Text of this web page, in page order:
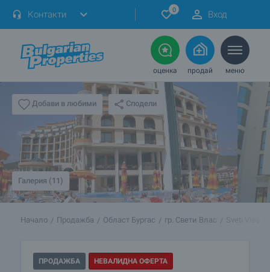
Контакти 0 Вход
оценка продай меню
Добави в любими Сподели
Галерия (11)
Начало Продажба Област Бургас гр. Свети Влас Sveti Vlas
ПРОДАЖБА НЕВАЛИДНА ОФЕРТА